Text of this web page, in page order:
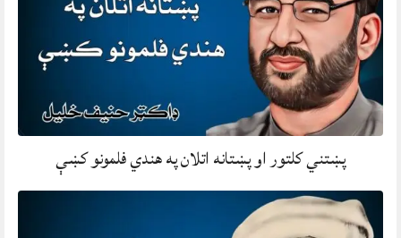
پښتني کلتور او پښتانه اتلان په هندي فلمونو کښې